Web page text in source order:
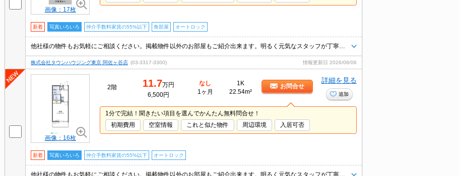
画像：17枚
新着 写真いろいろ 仲介手数料家賃の55%以下 角部屋 オートロック
株式会社タウンハウジング東京 阿佐ヶ谷店 (03-3317-3300) 情報更新日 2026/08/06
画像：16枚
2階 11.7万円
6,500円
なし
1ヶ月
1K
22.54m²
お問合せ
詳細を見る
追加
1分で完結！聞きたい項目を選んでかんたん無料問合せ！
初期費用
空室情報 これと似た物件 周辺環境 入居可否
新着 写真いろいろ 仲介手数料家賃の55%以下 オートロック